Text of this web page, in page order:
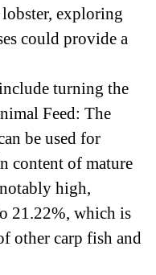
exploring
could provide a
turning the
Feed: The
be used for
content of mature
high,
21.22%, which is
other carp fish and